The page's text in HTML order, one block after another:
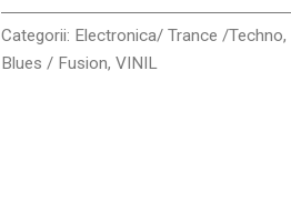
Categorii: Electronica/ Trance /Techno,
Blues / Fusion,VINIL